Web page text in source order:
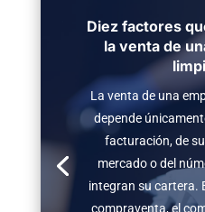
Diez factores
la venta de
La venta de una
depende
facturación, de
mercado o del
integran su cartera.
compraventa, el